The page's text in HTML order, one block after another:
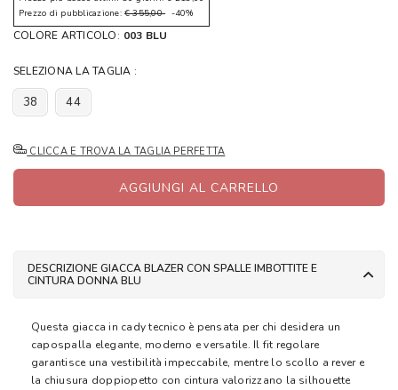
Prezzo di pubblicazione: € 355,00-40%
COLORE ARTICOLO: 003 BLU
SELEZIONA LA TAGLIA :
38 44
CLICCA E TROVA LA TAGLIA PERFETTA
AGGIUNGI AL CARRELLO
DESCRIZIONE GIACCA BLAZER CON SPALLE IMBOTTITE E
CINTURA DONNA BLU
Questa giacca in cady tecnico è pensata per chi desidera un
capospalla elegante, moderno e versatile. Il fit regolare
garantisce una vestibilità impeccabile, mentre lo scollo a rever e
la chiusura doppiopetto con cintura valorizzano la silhouette